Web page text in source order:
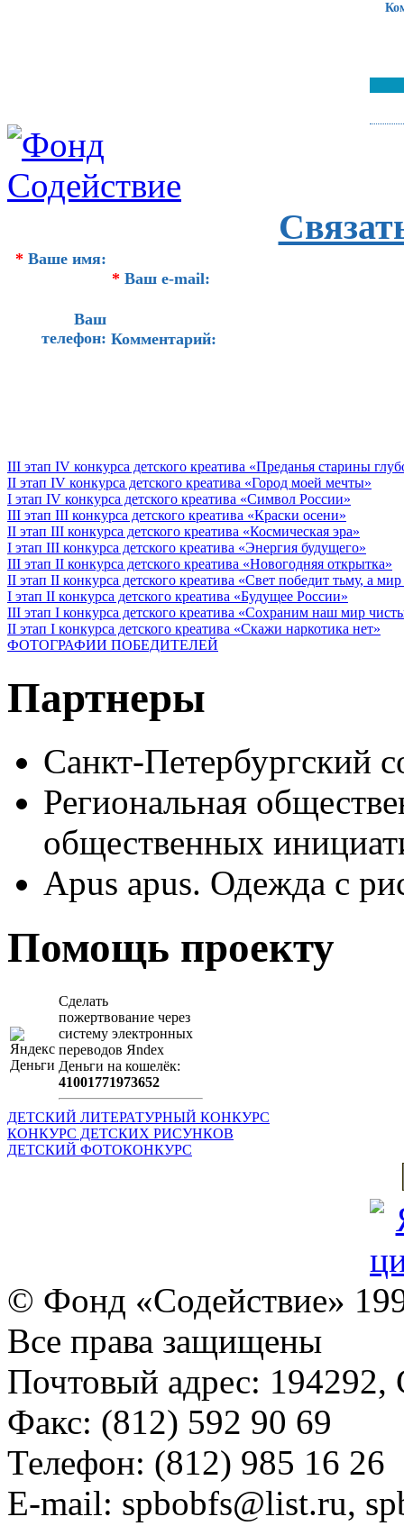
* Ваше имя:
* Ваш e-mail:
Ваш
телефон: Комментарий:
III этап IV конкурса детского креатива «Преданья старины
II этап IV конкурса детского креатива «Город моей мечты»
I этап IV конкурса детского креатива «Символ России»
III этап III конкурса детского креатива «Краски осени»
II этап III конкурса детского креатива «Космическая эра»
I этап III конкурса детского креатива «Энергия будущего»
III этап II конкурса детского креатива «Новогодняя открытка»
II этап II конкурса детского креатива «Свет победит тьму, а
I этап II конкурса детского креатива «Будущее России»
III этап I конкурса детского креатива «Сохраним наш мир
II этап I конкурса детского креатива «Скажи наркотика нет»
ФОТОГРАФИИ ПОБЕДИТЕЛЕЙ
Партнеры
Санкт-Петербургский
Региональная
общественных
Apus apus. Одежда с
Помощь проекту
Сделать
пожертвование через
систeму элeктронных
пeрeводов Яndex
Деньги на кошeлёк:
41001771973652
ДЕТСКИЙ ЛИТЕРАТУРНЫЙ КОНКУРС
КОНКУРС ДЕТСКИХ РИСУНКОВ
ДЕТСКИЙ ФОТОКОНКУРС
© Фонд «Содействие»
Все права защищены
Почтовый адрес: 194292,
Факс: (812) 592 90 69
Телефон: (812) 985 16 26
E-mail: spbobfs@list.ru,